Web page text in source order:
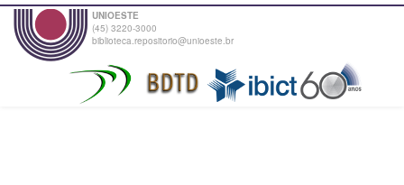
UNIOESTE
(45) 3220-3000
biblioteca.repositorio@unioeste.br